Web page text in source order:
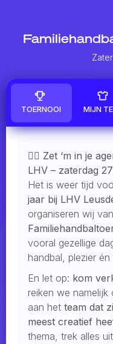
TOERNOOI MIJN
🤾‍♂️ Zet ‘m in je
LHV – zaterdag
Het is weer tijd
jaar bij LHV
organiseren wij
vooral gezellige
handbal, plezier
En let op: kom
reiken we namelijk
aan het team dat
meest creatief
thema, trek alles